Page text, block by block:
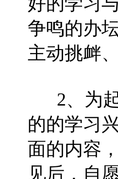
争鸣的办
主动挑衅
2、为起
的的学习
面的内容
见后，自